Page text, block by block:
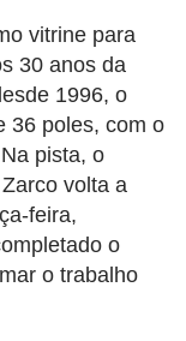
vitrine para
30 anos da
1996, o
36 poles, com o
pista, o
volta a
feira,
o
o trabalho